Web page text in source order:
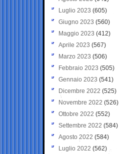
Luglio 2023 (605)
Giugno 2023 (560)
Maggio 2023 (412)
Aprile 2023 (567)
Marzo 2023 (506)
Febbraio 2023 (505)
Gennaio 2023 (541)
Dicembre 2022 (525)
Novembre 2022 (526)
Ottobre 2022 (552)
Settembre 2022 (584)
Agosto 2022 (584)
Luglio 2022 (562)